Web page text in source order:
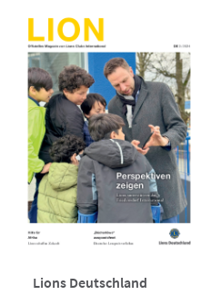
Lions Deutschland